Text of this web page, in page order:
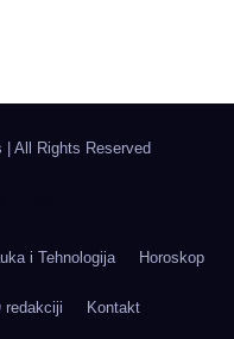
All Rights Reserved
i Tehnologija Horoskop
redakciji Kontakt